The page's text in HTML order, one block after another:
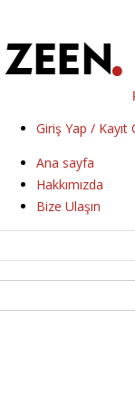
Giriş Yap / Kayıt
Ana sayfa
Hakkımızda
Bize Ulaşın